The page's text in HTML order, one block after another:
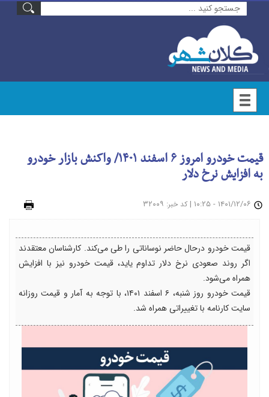
قیمت خودرو امروز ۶ اسفند ۱۴۰۱/ واکنش بازار خودرو
به افزایش نرخ دلار
| کد خبر: ۳۲۰۰۹
قیمت خودرو درحال حاضر نوساناتی را طی می‌کند. کارشناسان معتقدند
اگر روند صعودی نرخ دلار تداوم یاید، قیمت خودرو نیز با افزایش
همراه می‌شود.
قیمت خودرو روز شنبه، ۶ اسفند ۱۴۰۱، با توجه به آمار و قیمت روزانه
سایت کارنامه با تغییراتی همراه شد.